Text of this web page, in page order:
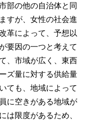
部の他の自治体と同
すが、女性の社会進
革によって、予想以
要因の一つと考えて
、市域が広く、東西
ズ量に対する供給量
ても、地域によって
に空きがある地域が
は限度があるため、